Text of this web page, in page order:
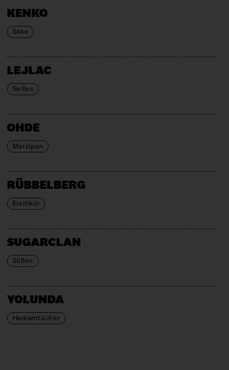
KENKO
Sake
LEJLAC
Seifen
OHDE
Marzipan
RÜBBELBERG
Eierlikör
SUGARCLAN
Süßes
YOLUNDA
Hamamtücher